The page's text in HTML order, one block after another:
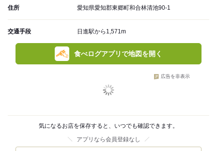
住所 愛知県愛知郡東郷町和合林清池90-1
交通手段 日進駅から1,571m
食べログアプリで地図を開く
広告を非表示
気になるお店を保存すると、いつでも確認できます。
アプリなら会員登録なし